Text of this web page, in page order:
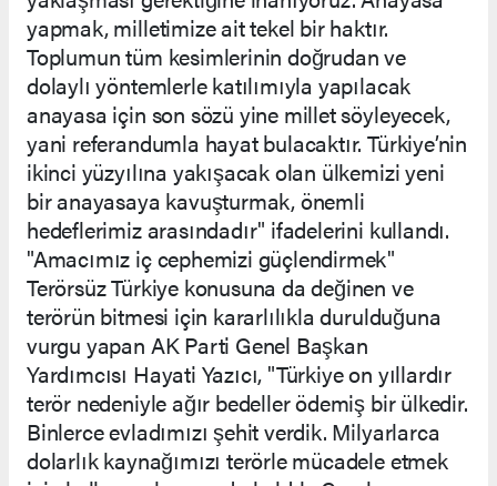
yapmak, milletimize ait tekel bir haktır.
Toplumun tüm kesimlerinin doğrudan ve
dolaylı yöntemlerle katılımıyla yapılacak
anayasa için son sözü yine millet söyleyecek,
yani referandumla hayat bulacaktır. Türkiye’nin
ikinci yüzyılına yakışacak olan ülkemizi yeni
bir anayasaya kavuşturmak, önemli
hedeflerimiz arasındadır" ifadelerini kullandı.
"Amacımız iç cephemizi güçlendirmek"
Terörsüz Türkiye konusuna da değinen ve
terörün bitmesi için kararlılıkla durulduğuna
vurgu yapan AK Parti Genel Başkan
Yardımcısı Hayati Yazıcı, "Türkiye on yıllardır
terör nedeniyle ağır bedeller ödemiş bir ülkedir.
Binlerce evladımızı şehit verdik. Milyarlarca
dolarlık kaynağımızı terörle mücadele etmek